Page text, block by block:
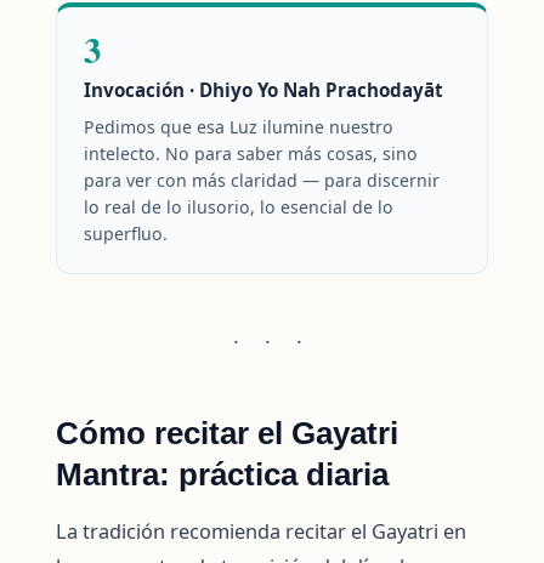
3
Invocación · Dhiyo Yo Nah Prachodayāt
Pedimos que esa Luz ilumine nuestro
intelecto. No para saber más cosas, sino
para ver con más claridad — para discernir
lo real de lo ilusorio, lo esencial de lo
superfluo.
· · ·
Cómo recitar el Gayatri
Mantra: práctica diaria
La tradición recomienda recitar el Gayatri en